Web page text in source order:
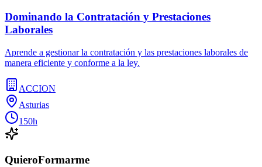
Dominando la Contratación y Prestaciones
Laborales
Aprende a gestionar la contratación y las prestaciones laborales de
manera eficiente y conforme a la ley.
ACCION
Asturias
150h
QuieroFormarme